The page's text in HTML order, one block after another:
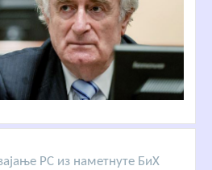
РС из наметнуте БиХ